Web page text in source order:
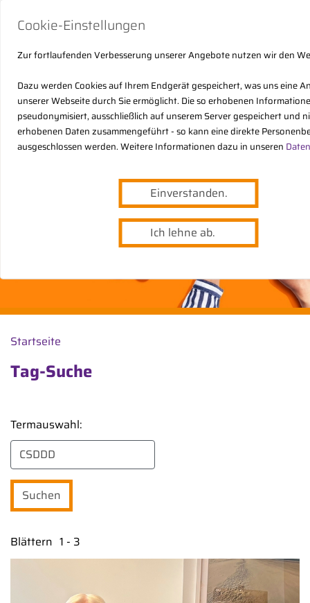
Cookie-Einstellungen
Zur fortlaufenden Verbesserung unserer Angebote nutzen wir den
Dazu werden Cookies auf Ihrem Endgerät gespeichert, was uns eine
unserer Webseite durch Sie ermöglicht. Die so erhobenen
pseudonymisiert, ausschließlich auf unserem Server gespeichert und
erhobenen Daten zusammengeführt - so kann eine direkte
ausgeschlossen werden. Weitere Informationen dazu in unseren
Einverstanden.
Ich lehne ab.
Startseite
Tag-Suche
Termauswahl:
Blättern 1 - 3